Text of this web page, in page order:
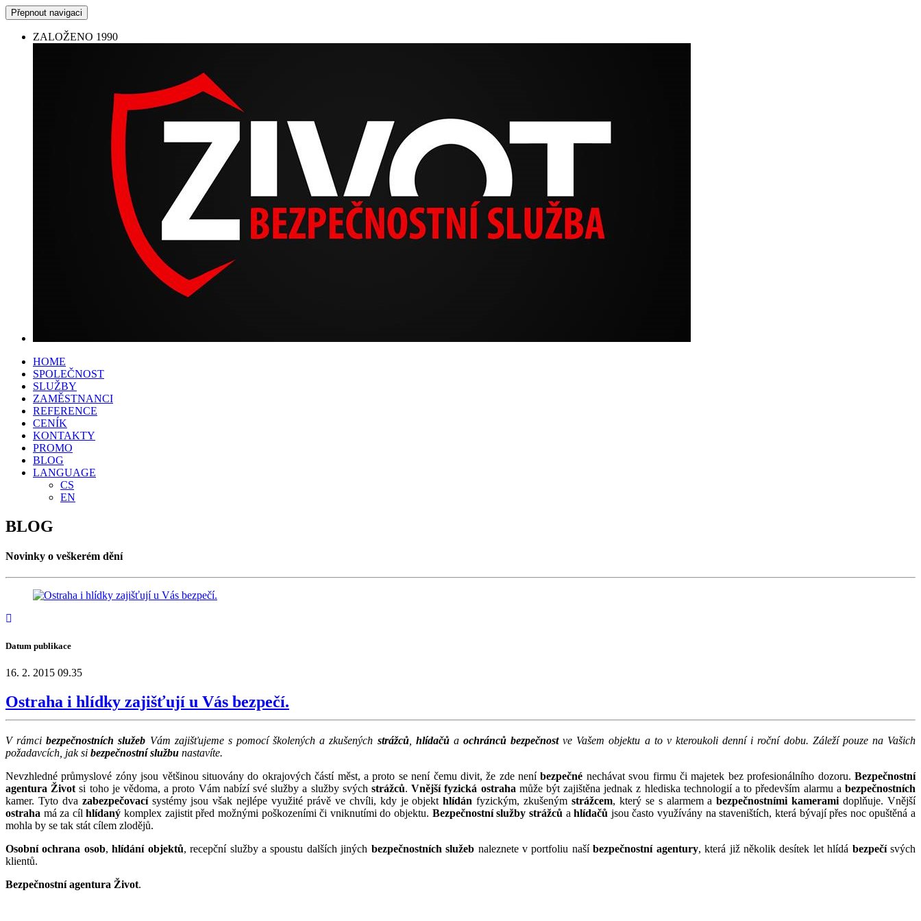
Přepnout navigaci
ZALOŽENO 1990
HOME
SPOLEČNOST
SLUŽBY
ZAMĚSTNANCI
REFERENCE
CENÍK
KONTAKTY
PROMO
BLOG
LANGUAGE
CS
EN
BLOG
Novinky o veškerém dění
Datum publikace
16. 2. 2015 09.35
Ostraha i hlídky zajišťují u Vás bezpečí.
V rámcibezpečnostních služeb Vám zajišťujeme s pomocí školených a zkušených strážců, hlídačůa ochránců bezpečnostve Vašem objektu a to v kteroukoli denní i roční dobu. Záleží pouze na Vašich
požadavcích, jak si bezpečnostní službu nastavíte.
Nevzhledné průmyslové zóny jsou většinou situovány do okrajových částí měst, a proto se není čemu divit, že zde neníbezpečné nechávat svou firmu či majetek bez profesionálního dozoru.Bezpečnostní
agentura Život si toho je vědoma, a proto Vám nabízí své služby a služby svých strážců.Vnější fyzická ostraha může být zajištěna jednak z hlediska technologií a to především alarmu abezpečnostních
kamer. Tyto dva zabezpečovacísystémy jsou však nejlépe využité právě ve chvíli, kdy je objekthlídán fyzickým, zkušenýmstrážcem, který se s alarmem abezpečnostními kamerami doplňuje. Vnější
ostraha má za cílhlídaný komplex zajistit před možnými poškozeními či vniknutími do objektu. Bezpečnostní služby strážců ahlídačů jsou často využívány na staveništích, která bývají přes noc opuštěná a
mohla by se tak stát cílem zlodějů.
Osobní ochrana osob,hlídání objektů, recepční služby a spoustu dalších jiných bezpečnostních služeb naleznete v portfoliu našíbezpečnostní agentury, která již několik desítek let hlídá bezpečísvých
klientů.
Bezpečnostní agentura Život.